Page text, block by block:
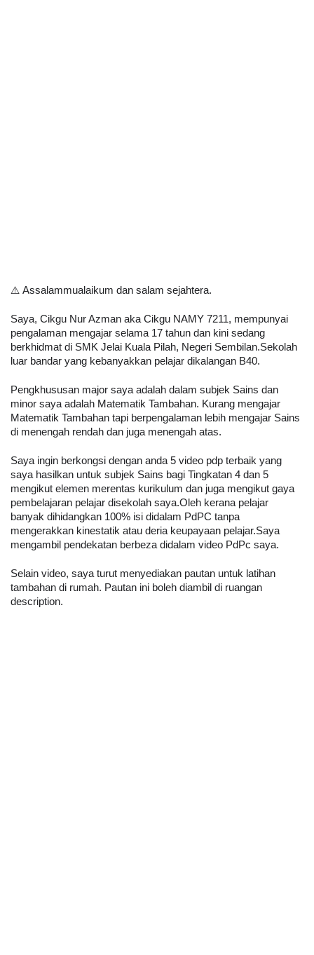
⚠️ Assalammualaikum dan salam sejahtera.
Saya, Cikgu Nur Azman aka Cikgu NAMY 7211, mempunyai
pengalaman mengajar selama 17 tahun dan kini sedang
berkhidmat di SMK Jelai Kuala Pilah, Negeri Sembilan.Sekolah
luar bandar yang kebanyakkan pelajar dikalangan B40.
Pengkhususan major saya adalah dalam subjek Sains dan
minor saya adalah Matematik Tambahan. Kurang mengajar
Matematik Tambahan tapi berpengalaman lebih mengajar Sains
di menengah rendah dan juga menengah atas.
Saya ingin berkongsi dengan anda 5 video pdp terbaik yang
saya hasilkan untuk subjek Sains bagi Tingkatan 4 dan 5
mengikut elemen merentas kurikulum dan juga mengikut gaya
pembelajaran pelajar disekolah saya.Oleh kerana pelajar
banyak dihidangkan 100% isi didalam PdPC tanpa
mengerakkan kinestatik atau deria keupayaan pelajar.Saya
mengambil pendekatan berbeza didalam video PdPc saya.
Selain video, saya turut menyediakan pautan untuk latihan
tambahan di rumah. Pautan ini boleh diambil di ruangan
description.